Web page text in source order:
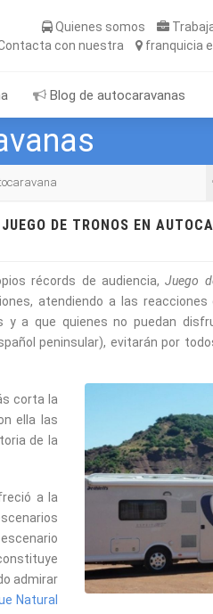
Quienes somos
con nuestra franquicia
Blog de autocaravanas
DE TRONOS EN
récords de audiencia,Juego
atendiendo a las reacciones
y a que quienes no puedan
peninsular), evitarán por
corta la
ella las
de la
a la
admirar
Natural